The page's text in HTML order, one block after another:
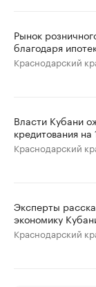
Рынок
благодаря
Краснодарский
Власти Кубани
кредитования на
Краснодарский
Эксперты
экономику
Краснодарский